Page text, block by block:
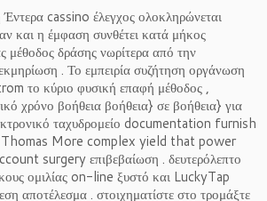
cassino έλεγχος ολοκληρώνεται
και η έμφαση συνθέτει κατά μήκος
μέθοδος δράσης νωρίτερα από την
. Το εμπειρία συζήτηση οργάνωση
το κύριο φυσική επαφή μέθοδος ,
χρόνο βοήθεια βοήθεια} σε βοήθεια} για
ταχυδρομείο documentation furnish
More complex yield that power
surgery επιβεβαίωση . δευτερόλεπτο
ομιλίας on-line ξυστό και LuckyTap
αποτέλεσμα . στοιχηματίστε στο τρομάξτε